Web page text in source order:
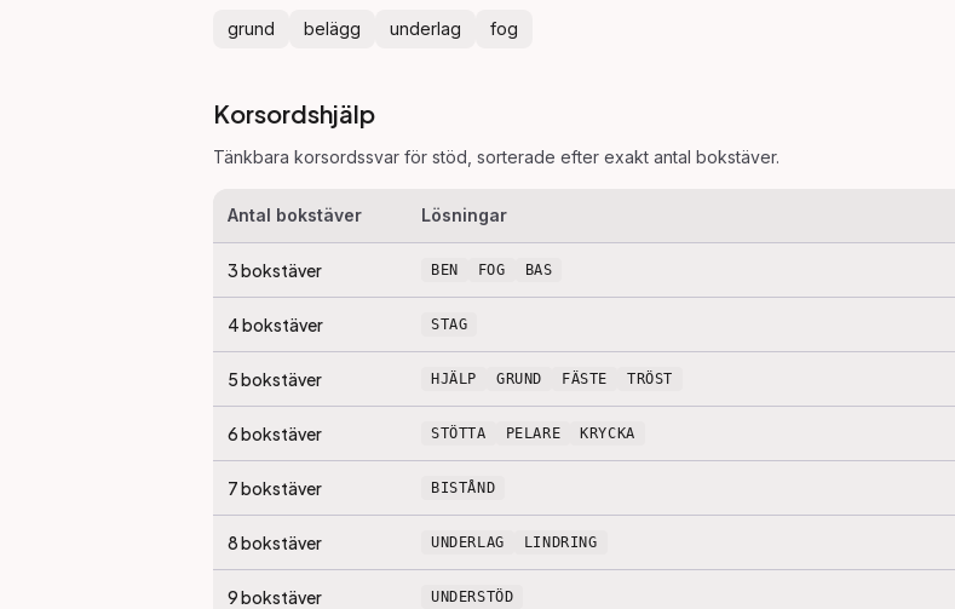
grund belägg underlag fog
Korsordshjälp
Tänkbara korsordssvar för stöd , sorterade efter exakt antal bokstäver.
Antal bokstäver Lösningar
3bokstäver BEN FOG BAS
4bokstäver STAG
5bokstäver HJÄLP GRUND FÄSTE TRÖST
6bokstäver STÖTTA PELARE KRYCKA
7bokstäver BISTÅND
8bokstäver UNDERLAG LINDRING
9bokstäver UNDERSTÖD